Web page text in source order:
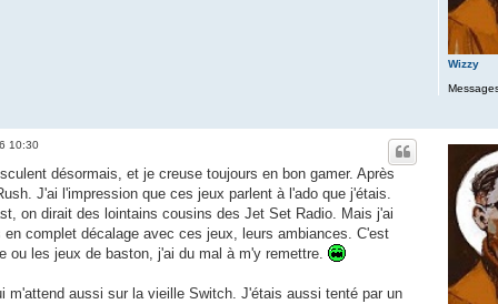
Wizzy
10:30
désormais, et je creuse toujours en bon gamer. Après
J'ai l'impression que ces jeux parlent à l'ado que j'étais.
on dirait des lointains cousins des Jet Set Radio. Mais j'ai
complet décalage avec ces jeux, leurs ambiances. C'est
ou les jeux de baston, j'ai du mal à m'y remettre.
m'attend aussi sur la vieille Switch. J'étais aussi tenté par un